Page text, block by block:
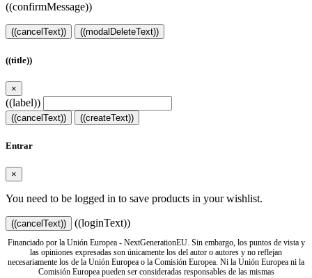
((confirmMessage))
((cancelText)) ((modalDeleteText))
((title))
×
((label))
((cancelText)) ((createText))
Entrar
×
You need to be logged in to save products in your wishlist.
((cancelText)) ((loginText))
Financiado por la Unión Europea - NextGenerationEU. Sin embargo, los puntos de vista y
las opiniones expresadas son únicamente los del autor o autores y no reflejan
necesariamente los de la Unión Europea o la Comisión Europea. Ni la Unión Europea ni la
Comisión Europea pueden ser consideradas responsables de las mismas